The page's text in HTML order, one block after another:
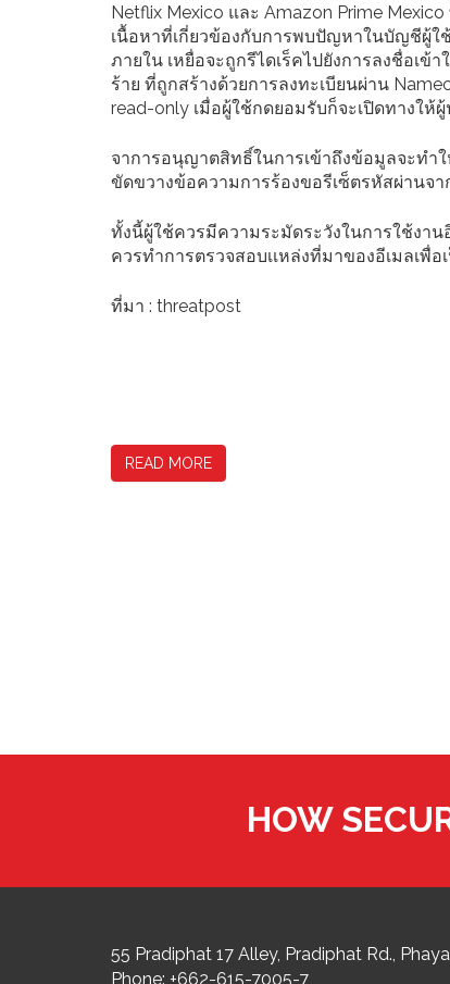
Netflix Mexico และ Amazon Prime
เนื้อหาที่เกี่ยวข้องกับการพบปัญหาในบัญชีผู้ใ
ภายใน เหยื่อจะถูกรีไดเร็คไปยังการลงชื่อเข้
ร้าย ที่ถูกสร้างด้วยการลงทะเบียนผ่าน
read-only เมื่อผู้ใช้กดยอมรับก็จะเปิดทางให้
จาการอนุญาตสิทธิ์ในการเข้าถึงข้อมูลจะท
ขัดขวางข้อความการร้องขอรีเซ็ตรหัสผ่านจ
ทั้งนี้ผู้ใช้ควรมีความระมัดระวังในการใช้งา
ควรทำการตรวจสอบเเหล่งที่มาของอีเมลเพื่
ที่มา : threatpost
READ MORE
HOW
55 Pradiphat 17 Alley, Pradiphat Rd.,
Phone: +662-615-7005-7